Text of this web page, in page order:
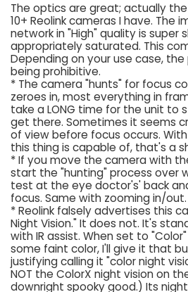
The optics are great; actually
10+ Reolink cameras I have. The
network in "High" quality is super
appropriately saturated. This
Depending on your use case,
being prohibitive.
* The camera "hunts" for focus
zeroes in, most everything in
take a LONG time for the unit to
get there. Sometimes it seems
of view before focus occurs.
this thing is capable of, that's a
* If you move the camera with
start the "hunting" process over
test at the eye doctor's' back
focus. Same with zooming in/out.
* Reolink falsely advertises this
Night Vision." It does not. It's
with IR assist. When set to
some faint color, I'll give it that
justifying calling it "color night
NOT the ColorX night vision on
downright spooky good.) Its